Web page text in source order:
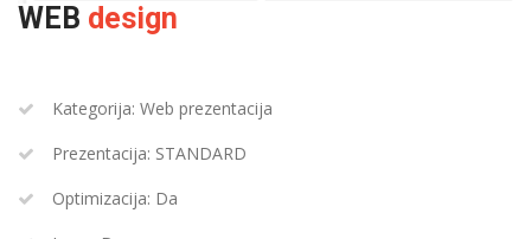
WEB design
Kategorija: Web prezentacija
Prezentacija: STANDARD
Optimizacija: Da